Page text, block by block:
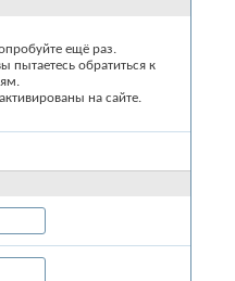
ещё раз.
пытаетесь обратиться к
на сайте.